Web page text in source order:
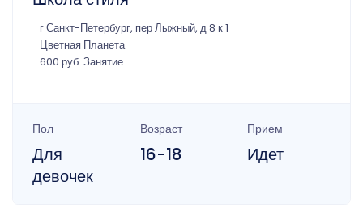
г Санкт-Петербург, пер Лыжный, д 8 к 1
Цветная Планета
600 руб. Занятие
Пол
Для
девочек
Возраст
16-18
Прием
Идет